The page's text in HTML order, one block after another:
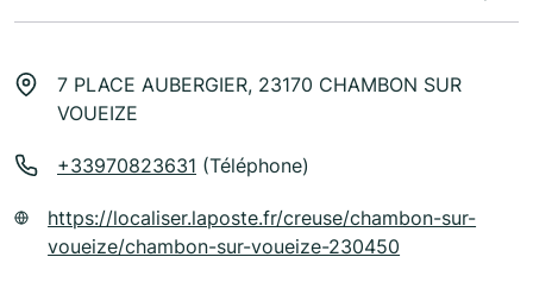
7 PLACE AUBERGIER, 23170 CHAMBON SUR
VOUEIZE
+33970823631 (Téléphone)
https://localiser.laposte.fr/creuse/chambon-sur-
voueize/chambon-sur-voueize-230450